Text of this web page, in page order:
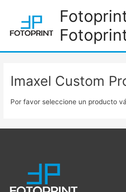
contenido
Imaxel Custom
Por favor seleccione un producto